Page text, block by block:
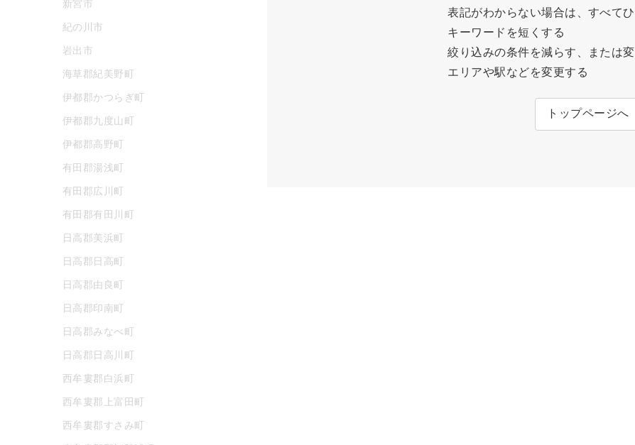
表記がわからない場合は、すべて
キーワードを短くする
絞り込みの条件を減らす、または
エリアや駅などを変更する
トップページへ
新宮市
紀の川市
岩出市
海草郡紀美野町
伊都郡かつらぎ町
伊都郡九度山町
伊都郡高野町
有田郡湯浅町
有田郡広川町
有田郡有田川町
日高郡美浜町
日高郡日高町
日高郡由良町
日高郡印南町
日高郡みなべ町
日高郡日高川町
西牟婁郡白浜町
西牟婁郡上富田町
西牟婁郡すさみ町